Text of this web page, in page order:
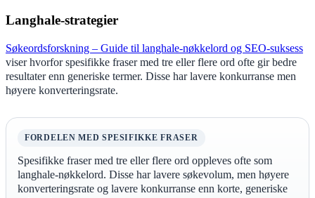
Langhale-strategier
Søkeordsforskning – Guide til langhale-nøkkelord og SEO-suksess
viser hvorfor spesifikke fraser med tre eller flere ord ofte gir bedre
resultater enn generiske termer. Disse har lavere konkurranse men
høyere konverteringsrate.
FORDELEN MED SPESIFIKKE FRASER
Spesifikke fraser med tre eller flere ord oppleves ofte som
langhale-nøkkelord. Disse har lavere søkevolum, men høyere
konverteringsrate og lavere konkurranse enn korte, generiske